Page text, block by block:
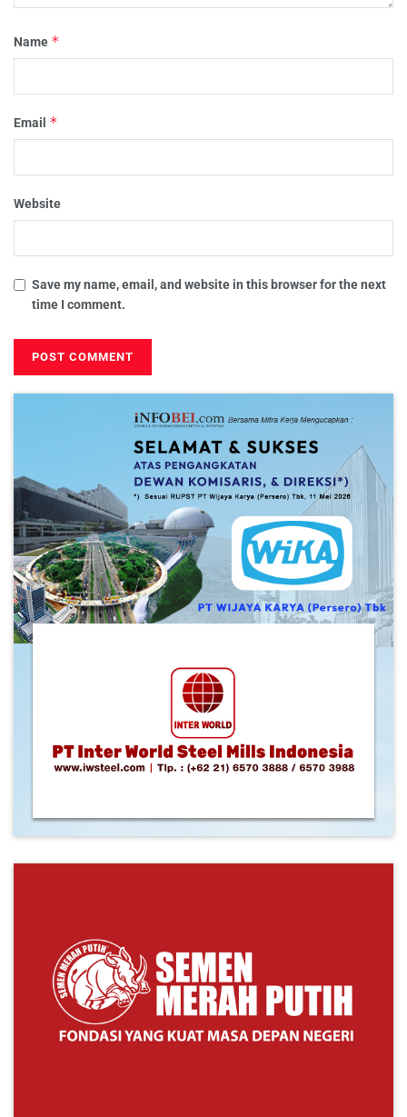
Name *
Email *
Website
Save my name, email, and website in this browser for the next
time I comment.